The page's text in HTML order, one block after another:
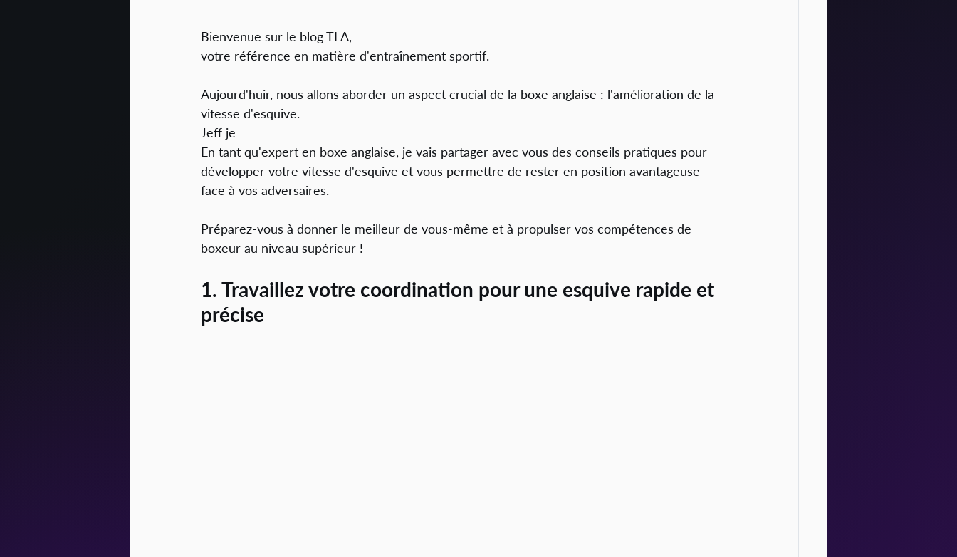
Bienvenue sur le blog TLA,
votre référence en matière d'entraînement sportif.
Aujourd'huir, nous allons aborder un aspect crucial de la boxe anglaise : l'amélioration de la
vitesse d'esquive.
Jeff je
En tant qu'expert en boxe anglaise, je vais partager avec vous des conseils pratiques pour
développer votre vitesse d'esquive et vous permettre de rester en position avantageuse
face à vos adversaires.
Préparez-vous à donner le meilleur de vous-même et à propulser vos compétences de
boxeur au niveau supérieur !
1. Travaillez votre coordination pour une esquive rapide et
précise